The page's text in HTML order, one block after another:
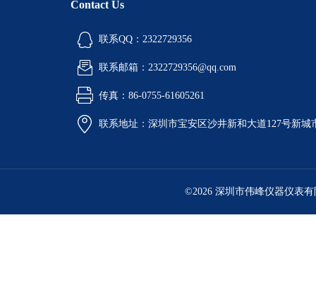
Contact Us
联系QQ：2322729356
联系邮箱：2322729356@qq.com
传真：86-0755-61605261
联系地址：深圳市宝安区沙井新和大道127号新城
©2026 深圳市伟峰仪器仪表